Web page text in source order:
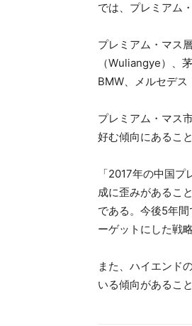
では、プレミアム
プレミアム・マス
（Wuliangye）、
BMW、メルセデス
プレミアム・マス
好む傾向にあるこ
「2017年の中国
成に歪みがあるこ
である。今後5年
ーゲットにした戦
また、ハイエンド
いる傾向があるこ